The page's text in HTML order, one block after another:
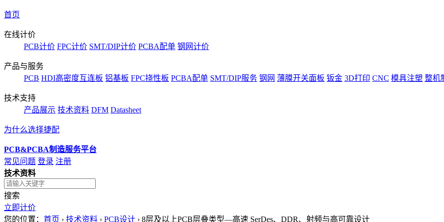
首页
在线计价
PCB计价 FPC计价 SMT/DIP计价 PCBA配单 钢网计价
产品与服务
PCB HDI高密度互连板 铝基板 FPC挠性板 PCBA配单 SMT/DIP服务 钢网 薄膜开关面板 钣金 3D打印 CNC 模具注塑 整机
技术支持
产品展示 技术资料 DFM Datasheet
为什么选择捷配
PCB&PCBA制造服务平台
常见问题 登录 注册
技术资料
搜索
立即计价
您的位置： 首页 › 技术资料 › PCB设计 › 8层及以上PCB层叠类型—高速 SerDes、DDR、射频与高可靠设计